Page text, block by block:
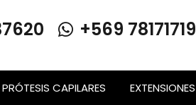
+569 78171719
PRÓTESIS CAPILARES EXTENSIONES